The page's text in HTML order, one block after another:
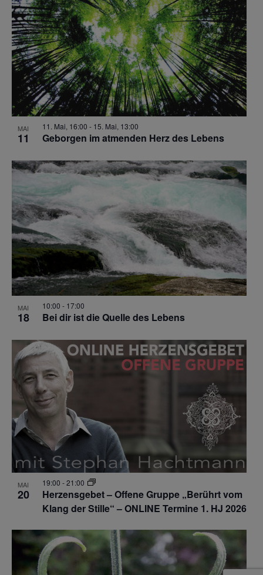
MAI
11 Geborgen im atmenden Herz des Lebens
11. Mai, 16:00 - 15. Mai, 13:00
MAI
18 Bei dir ist die Quelle des Lebens
10:00 - 17:00
MAI
20
Herzensgebet – Offene Gruppe „Berührt vom
Klang der Stille“ – ONLINE Termine 1. HJ 2026
19:00 -21:00